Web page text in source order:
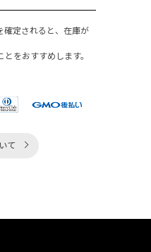
確定されると、在庫が
をおすすめします。
て